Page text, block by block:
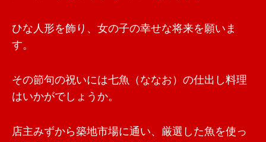
ひな人形を飾り、女の子の幸せな将来を願いま
す。
その節句の祝いには七魚（ななお）の仕出し料理
はいかがでしょうか。
店主みずから築地市場に通い、厳選した魚を使っ